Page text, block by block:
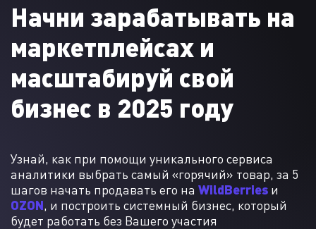
Начни зарабатывать на
маркетплейсах и
масштабируй свой
бизнес в 2025 году
Узнай, как при помощи уникального сервиса
аналитики выбрать самый «горячий» товар, за 5
шагов начать продавать его на WildBerries и
OZON, и построить системный бизнес, который
будет работать без Вашего участия